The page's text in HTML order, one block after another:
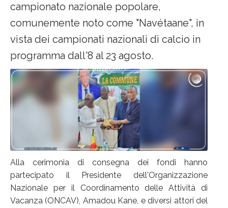
campionato nazionale popolare,
comunemente noto come "Navétaane", in
vista dei campionati nazionali di calcio in
programma dall'8 al 23 agosto.
Alla cerimonia di consegna dei fondi hanno
partecipato il Presidente dell'Organizzazione
Nazionale per il Coordinamento delle Attività di
Vacanza (ONCAV), Amadou Kane, e diversi attori del